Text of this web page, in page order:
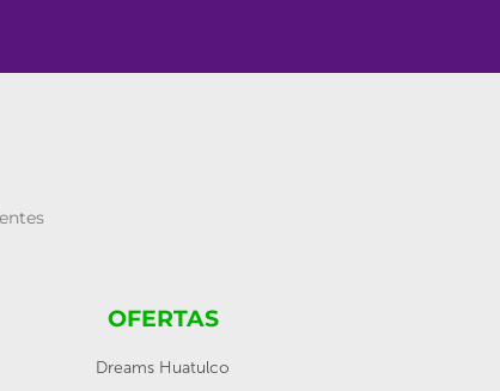
OFERTAS
Dreams Huatulco